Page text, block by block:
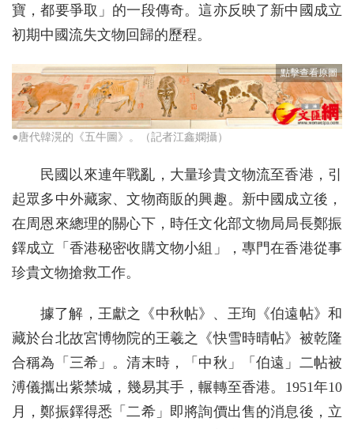
寶，都要爭取」的一段傳奇。這亦反映了新中國成立
初期中國流失文物回歸的歷程。
●唐代韓滉的《五牛圖》。（記者江鑫嫻攝）
民國以來連年戰亂，大量珍貴文物流至香港，引
起眾多中外藏家、文物商販的興趣。新中國成立後，
在周恩來總理的關心下，時任文化部文物局局長鄭振
鐸成立「香港秘密收購文物小組」，專門在香港從事
珍貴文物搶救工作。
據了解，王獻之《中秋帖》、王珣《伯遠帖》和
藏於台北故宮博物院的王羲之《快雪時晴帖》被乾隆
合稱為「三希」。清末時，「中秋」「伯遠」二帖被
溥儀攜出紫禁城，幾易其手，輾轉至香港。1951年10
月，鄭振鐸得悉「二希」即將詢價出售的消息後，立